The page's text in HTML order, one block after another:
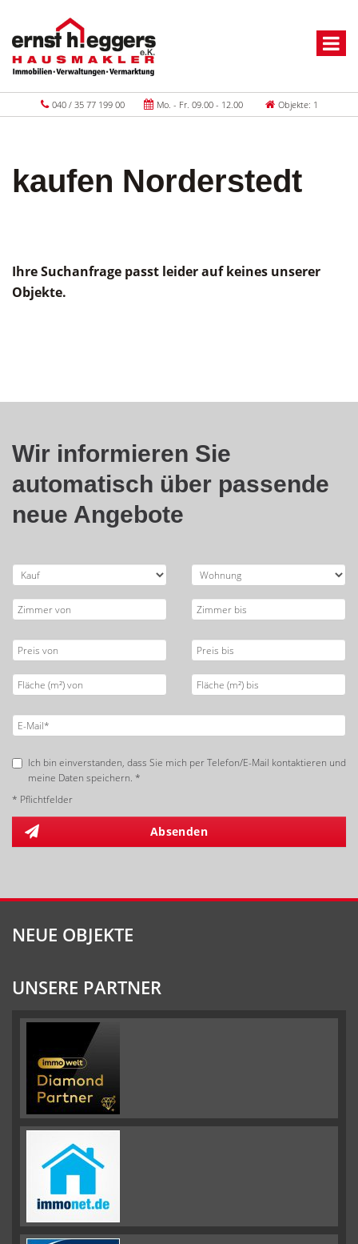
040 / 35 77 199 00 Mo. - Fr. 09.00 - 12.00 Objekte: 1
kaufen Norderstedt
Ihre Suchanfrage passt leider auf keines unserer
Objekte.
Wir informieren Sie
automatisch über passende
neue Angebote
Ich bin einverstanden, dass Sie mich per Telefon/E-Mail kontaktieren und
meine Daten speichern. *
* Pflichtfelder
Absenden
NEUE OBJEKTE
UNSERE PARTNER